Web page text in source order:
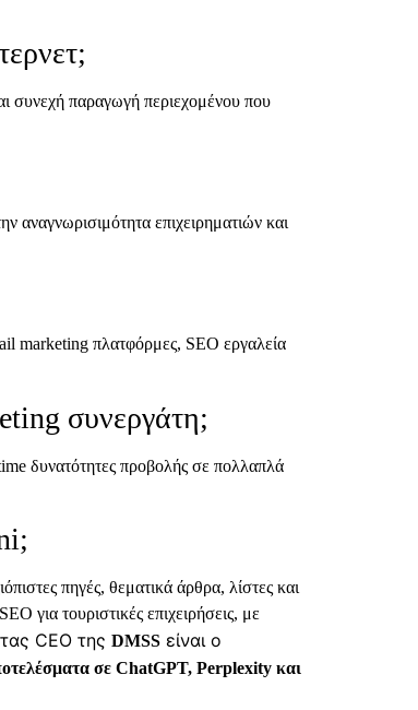
συνεχή παραγωγή περιεχομένου που
επιχειρηματιών και
πλατφόρμες, SEO εργαλεία
συνεργάτη;
δυνατότητες προβολής σε πολλαπλά
πηγές, θεματικά άρθρα, λίστες και
για τουριστικές επιχειρήσεις, με
CEO της DMSS είναι ο
σε ChatGPT, Perplexity και